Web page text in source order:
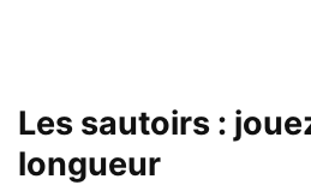
Les sautoirs :
longueur